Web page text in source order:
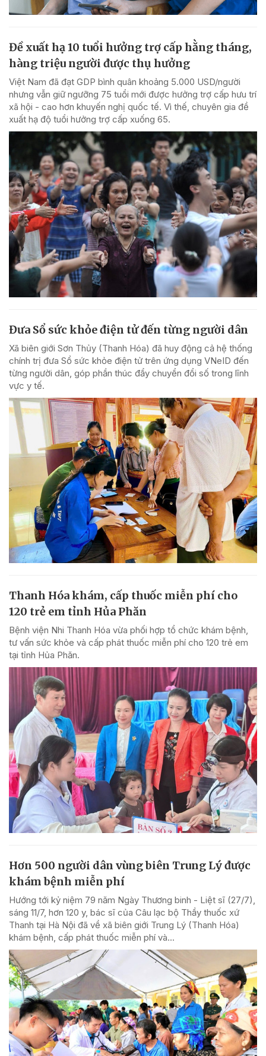
Đề xuất hạ 10 tuổi hưởng trợ cấp hằng tháng,
hàng triệu người được thụ hưởng
Việt Nam đã đạt GDP bình quân khoảng 5.000 USD/người
nhưng vẫn giữ ngưỡng 75 tuổi mới được hưởng trợ cấp hưu trí
xã hội - cao hơn khuyến nghị quốc tế. Vì thế, chuyên gia đề
xuất hạ độ tuổi hưởng trợ cấp xuống 65.
Đưa Sổ sức khỏe điện tử đến từng người dân
Xã biên giới Sơn Thủy (Thanh Hóa) đã huy động cả hệ thống
chính trị đưa Sổ sức khỏe điện tử trên ứng dụng VNeID đến
từng người dân, góp phần thúc đẩy chuyển đổi số trong lĩnh
vực y tế.
Thanh Hóa khám, cấp thuốc miễn phí cho
120 trẻ em tỉnh Hủa Phăn
Bệnh viện Nhi Thanh Hóa vừa phối hợp tổ chức khám bệnh,
tư vấn sức khỏe và cấp phát thuốc miễn phí cho 120 trẻ em
tại tỉnh Hủa Phăn.
Hơn 500 người dân vùng biên Trung Lý được
khám bệnh miễn phí
Hướng tới kỷ niệm 79 năm Ngày Thương binh - Liệt sĩ (27/7),
sáng 11/7, hơn 120 y, bác sĩ của Câu lạc bộ Thầy thuốc xứ
Thanh tại Hà Nội đã về xã biên giới Trung Lý (Thanh Hóa)
khám bệnh, cấp phát thuốc miễn phí và...